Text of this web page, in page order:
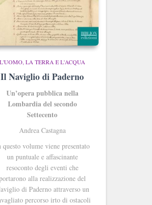
L'UOMO, LA TERRA E L'ACQUA
Il Naviglio di Paderno
Un’opera pubblica nella
Lombardia del secondo
Settecento
Andrea Castagna
questo volume viene presentato
un puntuale e affascinante
resoconto degli eventi che
alla realizzazione del
di Paderno attraverso un
percorso irto di ostacoli